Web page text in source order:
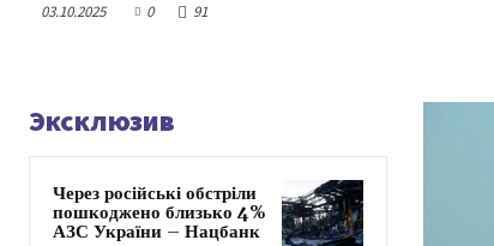
03.10.2025 0 91
Эксклюзив
Через російські обстріли
пошкоджено близько 4%
АЗС України – Нацбанк